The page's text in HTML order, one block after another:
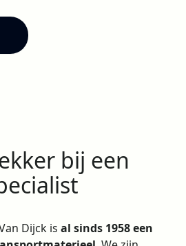
bij een
Dijck is al sinds 1958 een